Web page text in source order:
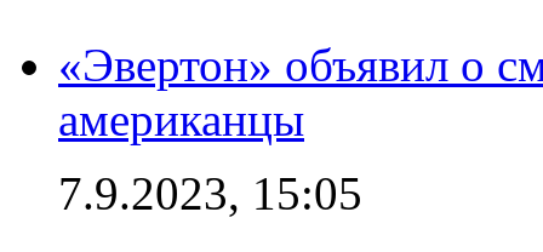
«Эвертон» объявил о
американцы
7.9.2023, 15:05